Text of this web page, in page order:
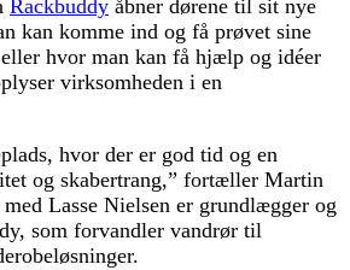
Rackbuddy åbner dørene til sit nye
kan komme ind og få prøvet sine
hvor man kan få hjælp og idéer
virksomheden i en
hvor der er god tid og en
og skabertrang,” fortæller Martin
Lasse Nielsen er grundlægger og
som forvandler vandrør til